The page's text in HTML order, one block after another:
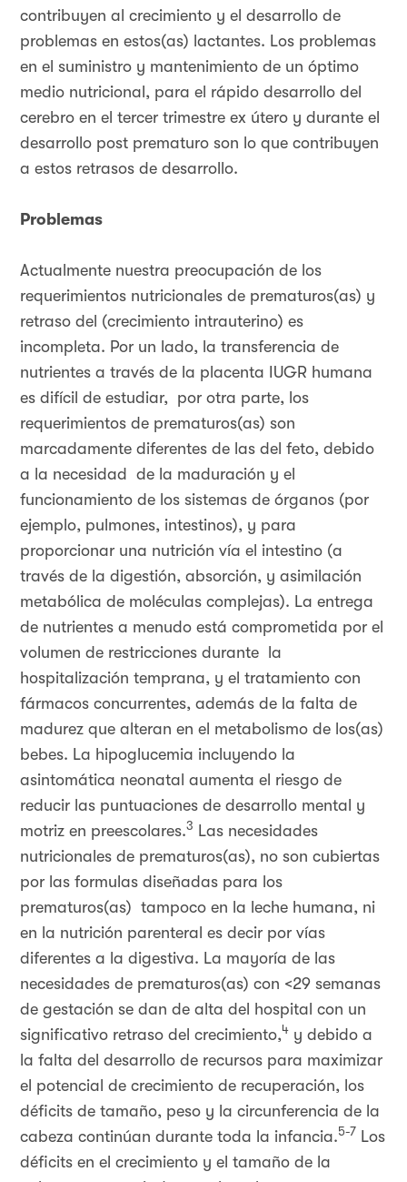
contribuyen al crecimiento y el desarrollo de
problemas en estos(as) lactantes. Los problemas
en el suministro y mantenimiento de un óptimo
medio nutricional, para el rápido desarrollo del
cerebro en el tercer trimestre ex útero y durante el
desarrollo post prematuro son lo que contribuyen
a estos retrasos de desarrollo.
Problemas
Actualmente nuestra preocupación de los
requerimientos nutricionales de prematuros(as) y
retraso del (crecimiento intrauterino) es
incompleta. Por un lado, la transferencia de
nutrientes a través de la placenta IUGR humana
es difícil de estudiar, por otra parte, los
requerimientos de prematuros(as) son
marcadamente diferentes de las del feto, debido
a la necesidad de la maduración y el
funcionamiento de los sistemas de órganos (por
ejemplo, pulmones, intestinos), y para
proporcionar una nutrición vía el intestino (a
través de la digestión, absorción, y asimilación
metabólica de moléculas complejas). La entrega
de nutrientes a menudo está comprometida por el
volumen de restricciones durante la
hospitalización temprana, y el tratamiento con
fármacos concurrentes, además de la falta de
madurez que alteran en el metabolismo de los(as)
bebes. La hipoglucemia incluyendo la
asintomática neonatal aumenta el riesgo de
reducir las puntuaciones de desarrollo mental y
motriz en preescolares.3 Las necesidades
nutricionales de prematuros(as), no son cubiertas
por las formulas diseñadas para los
prematuros(as) tampoco en la leche humana, ni
en la nutrición parenteral es decir por vías
diferentes a la digestiva. La mayoría de las
necesidades de prematuros(as) con <29 semanas
de gestación se dan de alta del hospital con un
significativo retraso del crecimiento,4 y debido a
la falta del desarrollo de recursos para maximizar
el potencial de crecimiento de recuperación, los
déficits de tamaño, peso y la circunferencia de la
cabeza continúan durante toda la infancia.5-7 Los
déficits en el crecimiento y el tamaño de la